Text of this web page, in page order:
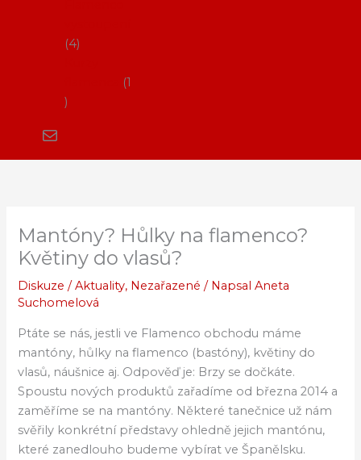
4
1
Mantóny? Hůlky na flamenco?
Květiny do vlasů?
Diskuze /Aktuality, Nezařazené / NapsalAneta
Suchomelová
Ptáte se nás, jestli ve Flamenco obchodu máme
mantóny, hůlky na flamenco (bastóny), květiny do
vlasů, náušnice aj. Odpověď je: Brzy se dočkáte.
Spoustu nových produktů zařadíme od března 2014 a
zaměříme se na mantóny. Některé tanečnice už nám
svěřily konkrétní představy ohledně jejich mantónu,
které zanedlouho budeme vybírat ve Španělsku.